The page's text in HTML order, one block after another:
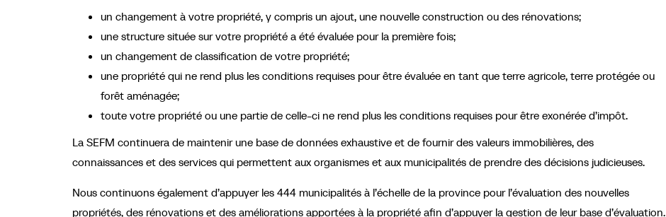
un changement à votre propriété, y compris un ajout, une nouvelle construction ou des rénovations;
une structure située sur votre propriété a été évaluée pour la première fois;
un changement de classification de votre propriété;
une propriété qui ne rend plus les conditions requises pour être évaluée en tant que terre agricole, terre protégée ou
forêt aménagée;
toute votre propriété ou une partie de celle-ci ne rend plus les conditions requises pour être exonérée d’impôt.
La SEFM continuera de maintenir une base de données exhaustive et de fournir des valeurs immobilières, des
connaissances et des services qui permettent aux organismes et aux municipalités de prendre des décisions judicieuses.
Nous continuons également d’appuyer les 444 municipalités à l’échelle de la province pour l’évaluation des nouvelles
propriétés, des rénovations et des améliorations apportées à la propriété afin d’appuyer la gestion de leur base d’évaluation.